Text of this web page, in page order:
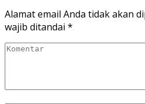
Alamat email Anda tidak akan
wajib ditandai *